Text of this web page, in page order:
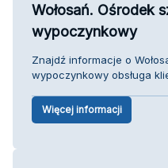
Wołosań. Ośrodek
wypoczynkowy
Znajdź informacje o
wypoczynkowy obsługa
Więcej informacji